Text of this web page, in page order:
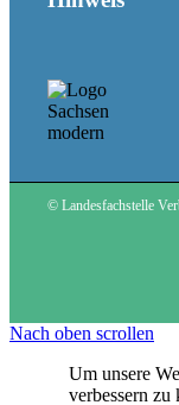
© Landesfachstelle
Nach oben scrollen
Um unsere
verbessern